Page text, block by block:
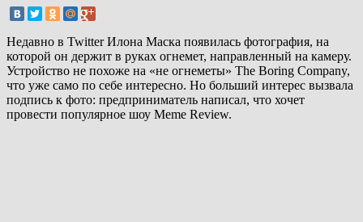
Недавно в Twitter Илона Маска появилась фотография, на
которой он держит в руках огнемет, направленный на камеру.
Устройство не похоже на «не огнеметы» The Boring Company,
что уже само по себе интересно. Но больший интерес вызвала
подпись к фото: предприниматель написал, что хочет
провести популярное шоу Meme Review.